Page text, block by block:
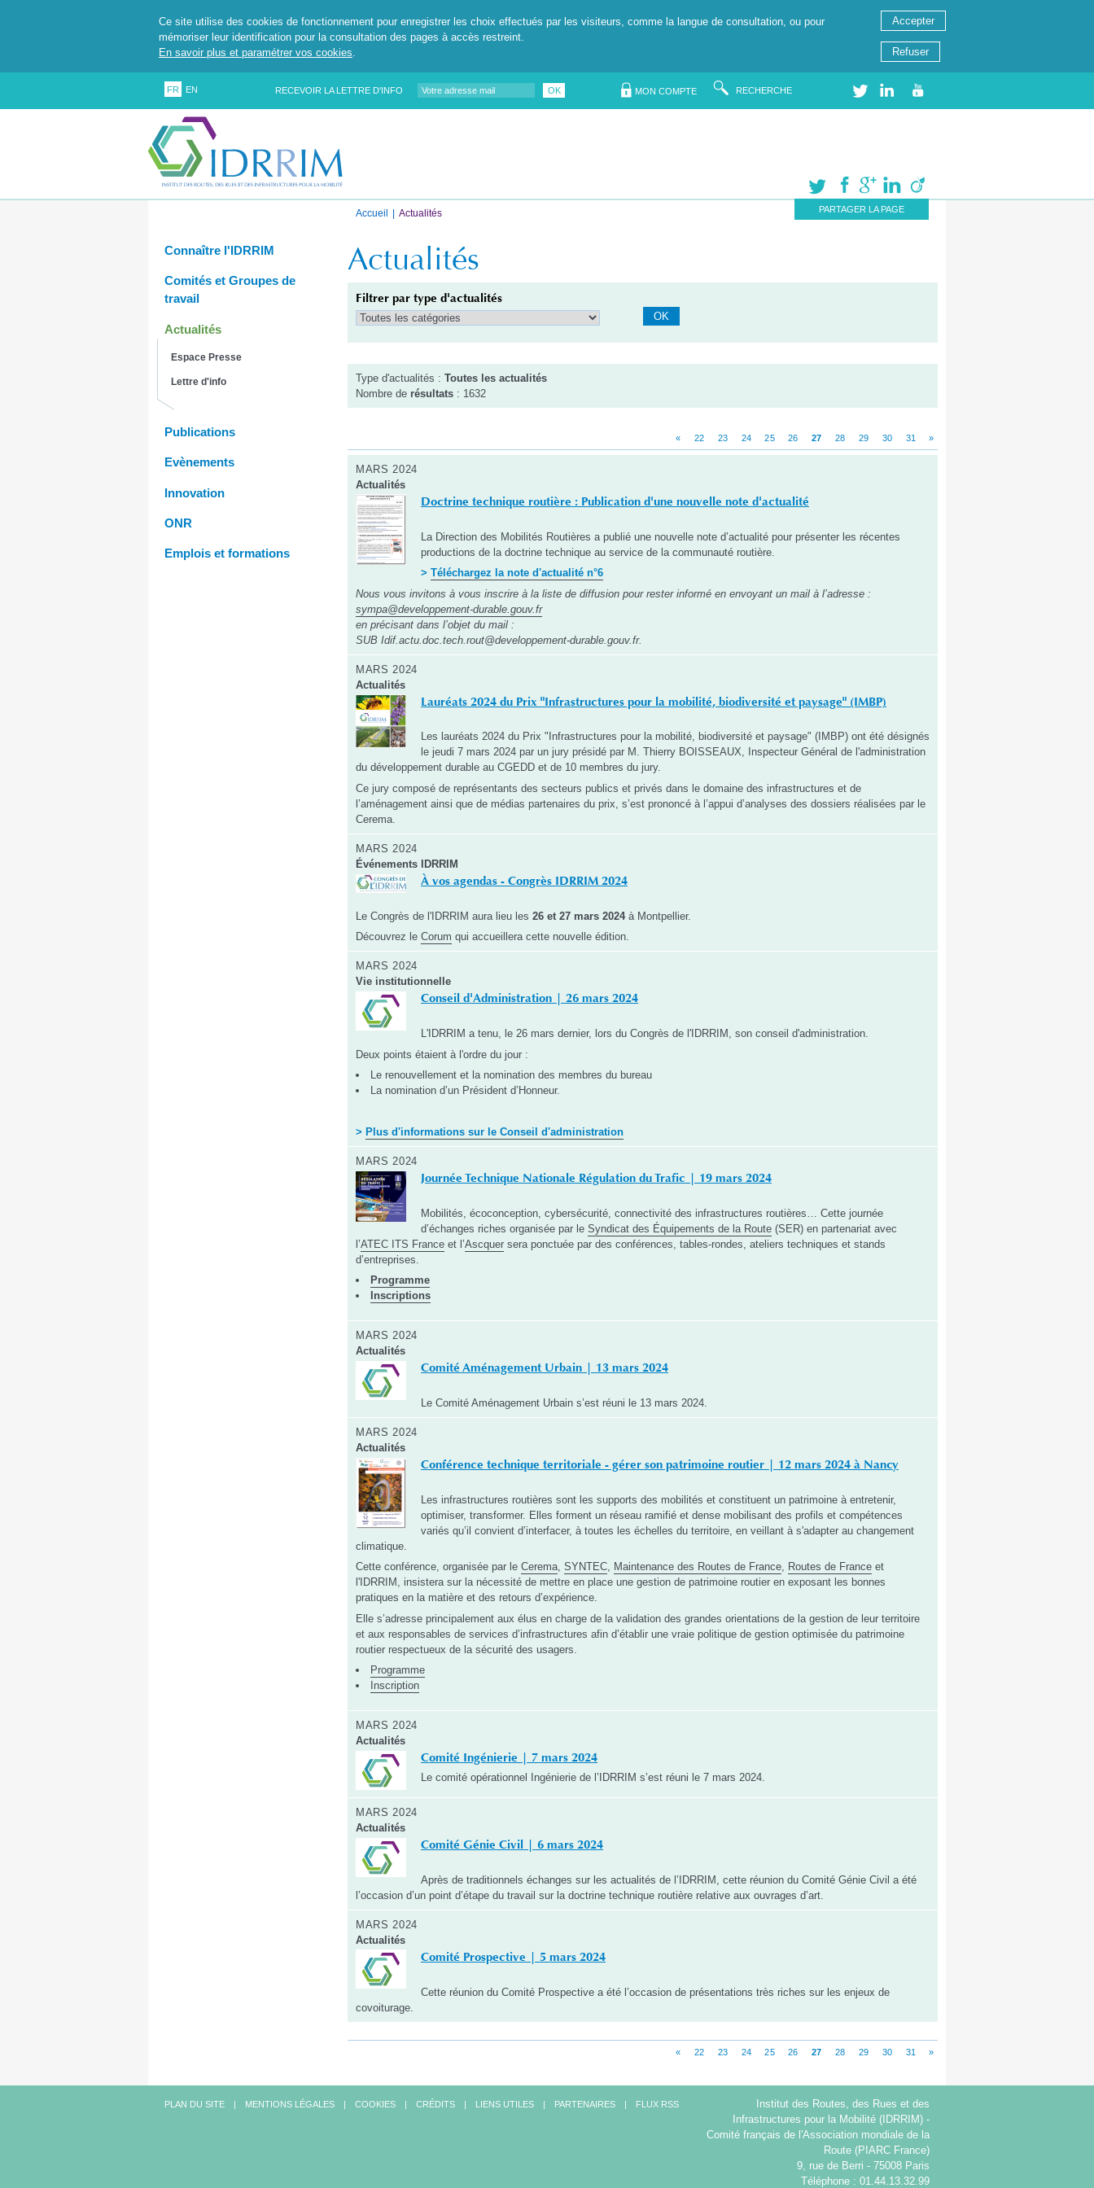
Ce site utilise des cookies de fonctionnement pour enregistrer les choix effectués par les visiteurs, comme la langue de consultation, ou pour
mémoriser leur identification pour la consultation des pages à accès restreint.
En savoir plus et paramétrer vos cookies
Accepter
Refuser
FR EN RECEVOIR LA LETTRE D'INFO OK MON COMPTE RECHERCHE
PARTAGER LA PAGE
Accueil Actualités
Connaître l'IDRRIM
Comités et Groupes de
travail
Actualités
Espace Presse
Lettre d'info
Publications
Evènements
Innovation
ONR
Emplois et formations
Actualités
Filtrer par type d'actualités
OK
Type d'actualités : Toutes les actualités
Nombre de résultats : 1632
« 22 23 24 25 26 27 28 29 30 31 »
MARS 2024
Actualités
Doctrine technique routière : Publication d'une nouvelle note d'actualité
La Direction des Mobilités Routières a publié une nouvelle note d’actualité pour présenter les récentes
productions de la doctrine technique au service de la communauté routière.
> Téléchargez la note d'actualité n°6
Nous vous invitons à vous inscrire à la liste de diffusion pour rester informé en envoyant un mail à l’adresse :
sympa@developpement-durable.gouv.fr
en précisant dans l’objet du mail :
SUB Idif.actu.doc.tech.rout@developpement-durable.gouv.fr.
MARS 2024
Actualités
Lauréats 2024 du Prix "Infrastructures pour la mobilité, biodiversité et paysage" (IMBP)
Les lauréats 2024 du Prix "Infrastructures pour la mobilité, biodiversité et paysage" (IMBP) ont été désignés
le jeudi 7 mars 2024 par un jury présidé par M. Thierry BOISSEAUX, Inspecteur Général de l'administration
du développement durable au CGEDD et de 10 membres du jury.
Ce jury composé de représentants des secteurs publics et privés dans le domaine des infrastructures et de
l’aménagement ainsi que de médias partenaires du prix, s’est prononcé à l’appui d’analyses des dossiers réalisées par le
Cerema.
MARS 2024
Événements IDRRIM
À vos agendas - Congrès IDRRIM 2024
Le Congrès de l'IDRRIM aura lieu les 26 et 27 mars 2024à Montpellier.
Découvrez le Corum qui accueillera cette nouvelle édition.
MARS 2024
Vie institutionnelle
Conseil d'Administration | 26 mars 2024
L'IDRRIM a tenu, le 26 mars dernier, lors du Congrès de l'IDRRIM, son conseil d'administration.
Deux points étaient à l'ordre du jour :
Le renouvellement et la nomination des membres du bureau
La nomination d’un Président d’Honneur.
> P lus d'informations sur le Conseil d'administration
MARS 2024
Journée Technique Nationale Régulation du Trafic | 19 mars 2024
Mobilités, écoconception, cybersécurité, connectivité des infrastructures routières… Cette journée
d’échanges riches organisée par le Syndicat des Équipements de la Route (SER) en partenariat avec
l’ATEC ITS France et l’Ascquer sera ponctuée par des conférences, tables-rondes, ateliers techniques et stands
d’entreprises.
Programme
Inscriptions
MARS 2024
Actualités
Comité Aménagement Urbain | 13 mars 2024
Le Comité Aménagement Urbain s’est réuni le 13 mars 2024.
MARS 2024
Actualités
Conférence technique territoriale - gérer son patrimoine routier | 12 mars 2024 à Nancy
Les infrastructures routières sont les supports des mobilités et constituent un patrimoine à entretenir,
optimiser, transformer. Elles forment un réseau ramifié et dense mobilisant des profils et compétences
variés qu’il convient d’interfacer, à toutes les échelles du territoire, en veillant à s'adapter au changement
climatique.
Cette conférence, organisée par le Cerema, SYNTEC, Maintenance des Routes de France, Routes de France et
l'IDRRIM, insistera sur la nécessité de mettre en place une gestion de patrimoine routier en exposant les bonnes
pratiques en la matière et des retours d’expérience.
Elle s’adresse principalement aux élus en charge de la validation des grandes orientations de la gestion de leur territoire
et aux responsables de services d’infrastructures afin d’établir une vraie politique de gestion optimisée du patrimoine
routier respectueux de la sécurité des usagers.
Programme
Inscription
MARS 2024
Actualités
Comité Ingénierie | 7 mars 2024
Le comité opérationnel Ingénierie de l’IDRRIM s’est réuni le 7 mars 2024.
MARS 2024
Actualités
Comité Génie Civil | 6 mars 2024
Après de traditionnels échanges sur les actualités de l’IDRRIM, cette réunion du Comité Génie Civil a été
l’occasion d’un point d’étape du travail sur la doctrine technique routière relative aux ouvrages d’art.
MARS 2024
Actualités
Comité Prospective | 5 mars 2024
Cette réunion du Comité Prospective a été l’occasion de présentations très riches sur les enjeux de
covoiturage.
« 22 23 24 25 26 27 28 29 30 31 »
PLAN DU SITE MENTIONS LÉGALES COOKIES CRÉDITS LIENS UTILES PARTENAIRES FLUX RSS
Institut des Routes, des Rues et des
Infrastructures pour la Mobilité (IDRRIM) -
Comité français de l'Association mondiale de la
Route (PIARC France)
9, rue de Berri - 75008 Paris
Téléphone : 01.44.13.32.99